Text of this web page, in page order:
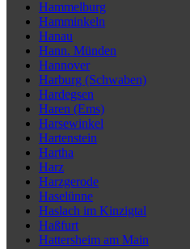
Hammelburg
Hamminkeln
Hanau
Hann. Münden
Hannover
Harburg (Schwaben)
Hardegsen
Haren (Ems)
Harsewinkel
Hartenstein
Hartha
Harz
Harzgerode
Haselünne
Haslach im Kinzigtal
Haßfurt
Hattersheim am Main